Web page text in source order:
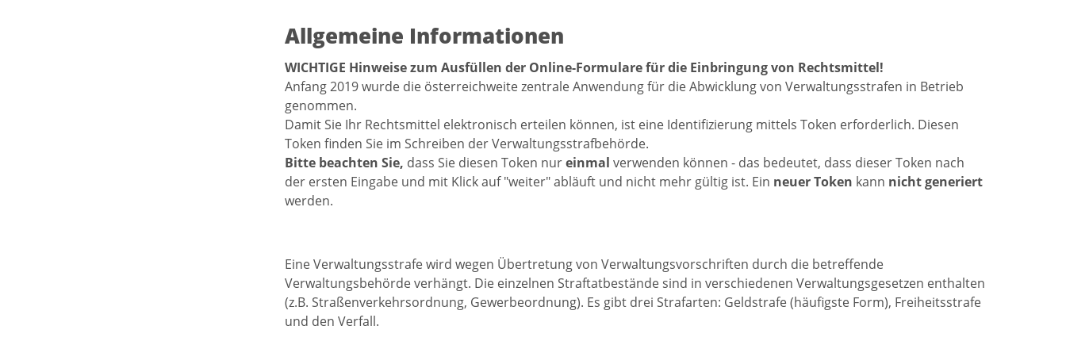
Allgemeine Informationen
WICHTIGE Hinweise zum Ausfüllen der Online-Formulare für die Einbringung von Rechtsmittel!
Anfang 2019 wurde die österreichweite zentrale Anwendung für die Abwicklung von Verwaltungsstrafen in Betrieb
genommen.
Damit Sie Ihr Rechtsmittel elektronisch erteilen können, ist eine Identifizierung mittels Token erforderlich. Diesen
Token finden Sie im Schreiben der Verwaltungsstrafbehörde.
Bitte beachten Sie, dass Sie diesen Token nureinmal verwenden können - das bedeutet, dass dieser Token nach
der ersten Eingabe und mit Klick auf "weiter" abläuft und nicht mehr gültig ist. Ein neuer Token kann nicht generiert
werden.
Eine Verwaltungsstrafe wird wegen Übertretung von Verwaltungsvorschriften durch die betreffende
Verwaltungsbehörde verhängt. Die einzelnen Straftatbestände sind in verschiedenen Verwaltungsgesetzen enthalten
(z.B. Straßenverkehrsordnung, Gewerbeordnung). Es gibt drei Strafarten: Geldstrafe (häufigste Form), Freiheitsstrafe
und den Verfall.